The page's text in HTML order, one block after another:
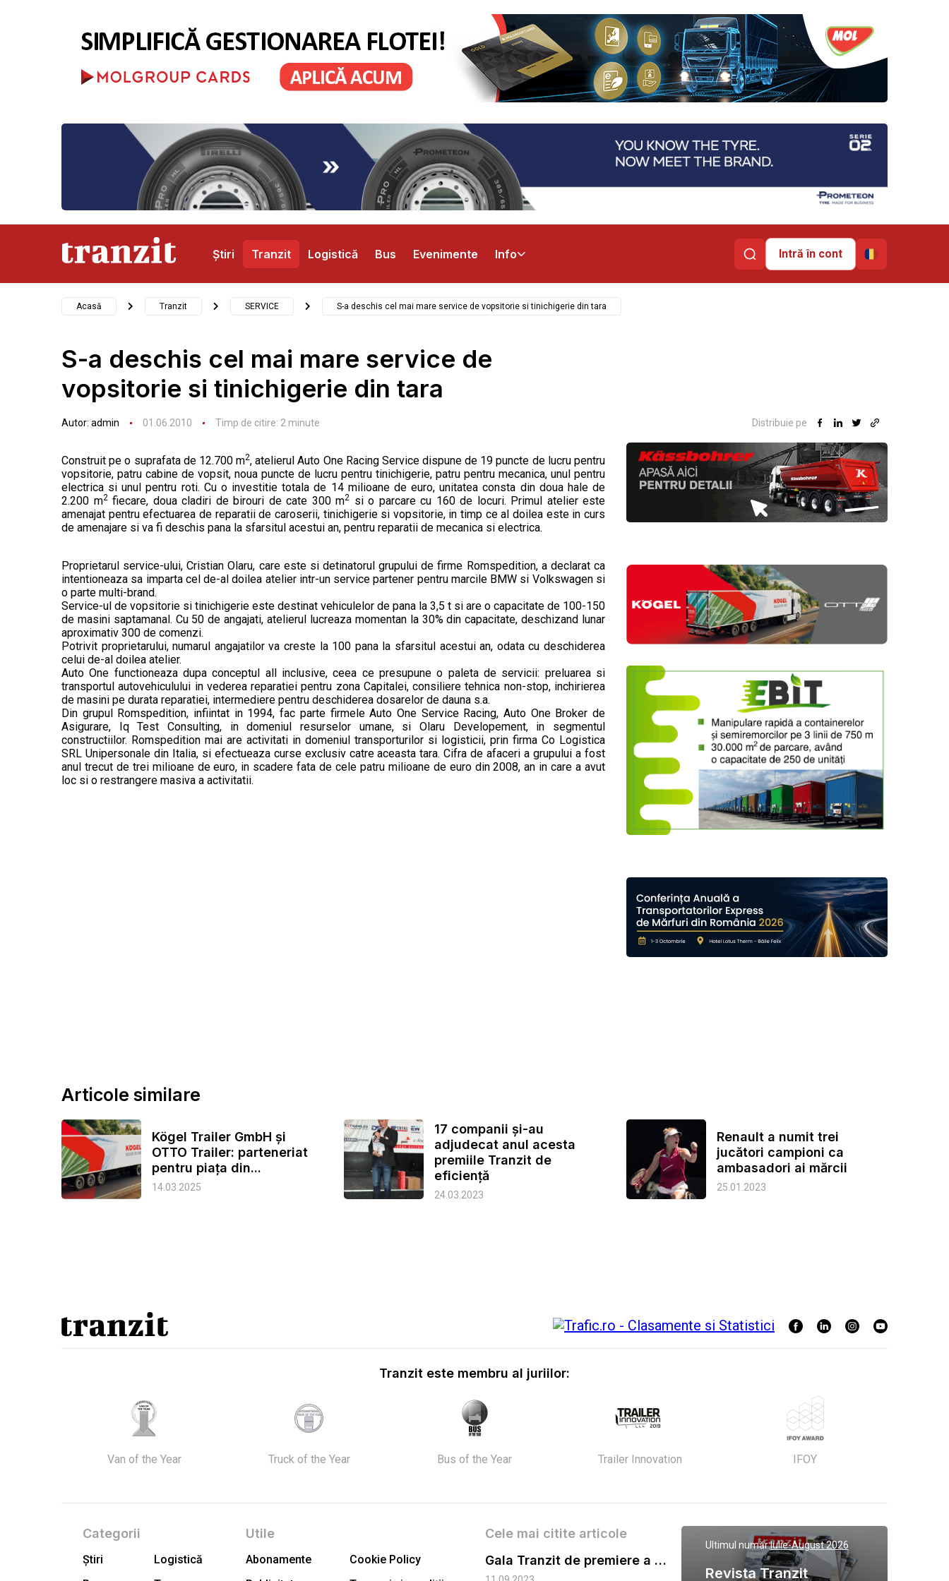
Știri Tranzit Logistică Bus Evenimente Info
Abonamente Publicitate Contact
Intră în cont
Acasă Tranzit SERVICE S-a deschis cel mai mare service de vopsitorie si tinichigerie din tara
S-a deschis cel mai mare service de
vopsitorie si tinichigerie din tara
Autor: admin 01.06.2010 Timp de citire: 2 minute Distribuie pe
Construit pe o suprafata de 12.700 m2, atelierul Auto One Racing Service dispune de 19 puncte de lucru pentru
vopsitorie, patru cabine de vopsit, noua puncte de lucru pentru tinichigerie, patru pentru mecanica, unul pentru
electrica si unul pentru roti. Cu o investitie totala de 14 milioane de euro, unitatea consta din doua hale de
2.200 m2fiecare, doua cladiri de birouri de cate 300 m2 si o parcare cu 160 de locuri. Primul atelier este
amenajat pentru efectuarea de reparatii de caroserii, tinichigerie si vopsitorie, in timp ce al doilea este in curs
de amenajare si va fi deschis pana la sfarsitul acestui an, pentru reparatii de mecanica si electrica.
Proprietarul service-ului, Cristian Olaru, care este si detinatorul grupului de firme Romspedition, a declarat ca
intentioneaza sa imparta cel de-al doilea atelier intr-un service partener pentru marcile BMW si Volkswagen si
o parte multi-brand.
Service-ul de vopsitorie si tinichigerie este destinat vehiculelor de pana la 3,5 t si are o capacitate de 100-150
de masini saptamanal. Cu 50 de angajati, atelierul lucreaza momentan la 30% din capacitate, deschizand lunar
aproximativ 300 de comenzi.
Potrivit proprietarului, numarul angajatilor va creste la 100 pana la sfarsitul acestui an, odata cu deschiderea
celui de-al doilea atelier.
Auto One functioneaza dupa conceptul all inclusive, ceea ce presupune o paleta de servicii: preluarea si
transportul autovehiculului in vederea reparatiei pentru zona Capitalei, consiliere tehnica non-stop, inchirierea
de masini pe durata reparatiei, intermediere pentru deschiderea dosarelor de dauna s.a.
Din grupul Romspedition, infiintat in 1994, fac parte firmele Auto One Service Racing, Auto One Broker de
Asigurare, Iq Test Consulting, in domeniul resurselor umane, si Olaru Developement, in segmentul
constructiilor. Romspedition mai are activitati in domeniul transporturilor si logisticii, prin firma Co Logistica
SRL Unipersonale din Italia, si efectueaza curse exclusiv catre aceasta tara. Cifra de afaceri a grupului a fost
anul trecut de trei milioane de euro, in scadere fata de cele patru milioane de euro din 2008, an in care a avut
loc si o restrangere masiva a activitatii.
Articole similare
Kögel Trailer GmbH și
OTTO Trailer: parteneriat
pentru piața din...
14.03.2025
17 companii și-au
adjudecat anul acesta
premiile Tranzit de
eficiență
24.03.2023
Renault a numit trei
jucători campioni ca
ambasadori ai mărcii
25.01.2023
Tranzit este membru al juriilor:
Van of the Year Truck of the Year Bus of the Year Trailer Innovation IFOY
Categorii
Știri
Logistică
Utile
Abonamente
Cookie Policy
Cele mai citite articole
Gala Tranzit de premiere a celor mai eficienti operatori de transport marfa 2023
Ultimul număr:Iulie-August 2026
Revista Tranzit